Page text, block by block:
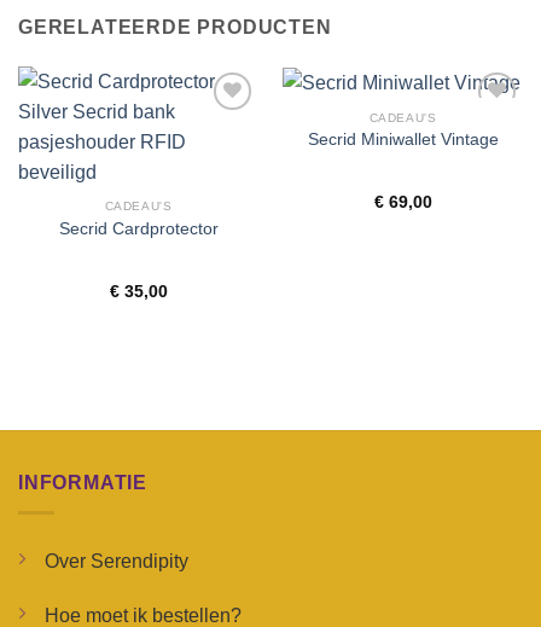
GERELATEERDE PRODUCTEN
CADEAU'S
Secrid Cardprotector
€35,00
aan
CADEAU'S
Secrid Miniwallet Vintage
€69,00
INFORMATIE
Over Serendipity
Hoe moet ik bestellen?